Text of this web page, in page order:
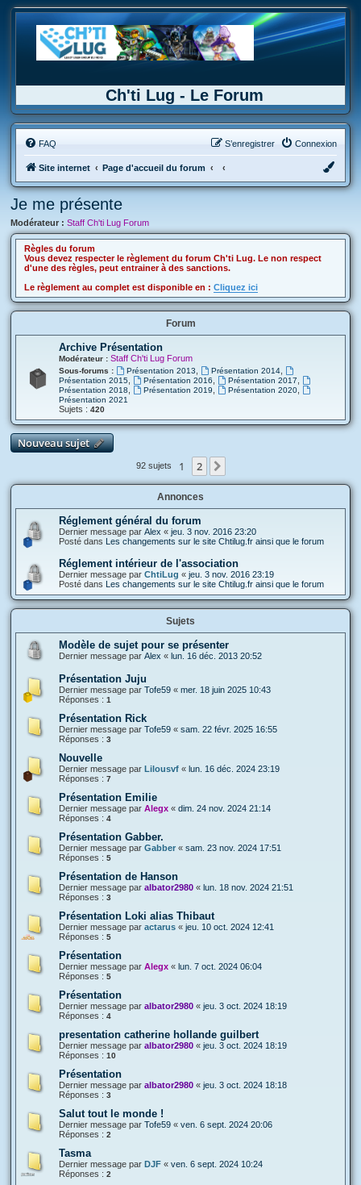
Ch'ti Lug - Le Forum
FAQ Connexion
S’enregistrer
Site internet Page d'accueil du forum
Je me présente
Modérateur : Staff Ch'ti Lug Forum
Règles du forum
Vous devez respecter le règlement du forum Ch'ti Lug. Le non respect
d'une des règles, peut entrainer à des sanctions.
Le règlement au complet est disponible en : Cliquez ici
Forum
Archive Présentation
Modérateur : Staff Ch'ti Lug Forum
Sous-forums : Présentation 2013 Présentation 2014,
Présentation 2015 Présentation 2016 Présentation 2017
Présentation 2018 Présentation 2019 Présentation 2020,
Présentation 2021
Sujets : 420
Nouveau sujet
92 sujets 1 2
Annonces
Réglement général du forum
Dernier message par Alex « jeu. 3 nov. 2016 23:20
Posté dans Les changements sur le site Chtilug.fr ainsi que le forum
Réglement intérieur de l'association
Dernier message par ChtiLug « jeu. 3 nov. 2016 23:19
Posté dans Les changements sur le site Chtilug.fr ainsi que le forum
Sujets
Modèle de sujet pour se présenter
Dernier message par Alex « lun. 16 déc. 2013 20:52
Présentation Juju
Dernier message par Tofe59 « mer. 18 juin 2025 10:43
Réponses : 1
Présentation Rick
Dernier message par Tofe59 « sam. 22 févr. 2025 16:55
Réponses : 3
Nouvelle
Dernier message par Lilousvf « lun. 16 déc. 2024 23:19
Réponses : 7
Présentation Emilie
Dernier message par Alegx « dim. 24 nov. 2024 21:14
Réponses : 4
Présentation Gabber.
Dernier message par Gabber « sam. 23 nov. 2024 17:51
Réponses : 5
Présentation de Hanson
Dernier message par albator2980 « lun. 18 nov. 2024 21:51
Réponses : 3
Présentation Loki alias Thibaut
Dernier message par actarus « jeu. 10 oct. 2024 12:41
Réponses : 5
Présentation
Dernier message par Alegx « lun. 7 oct. 2024 06:04
Réponses : 5
Présentation
Dernier message par albator2980 « jeu. 3 oct. 2024 18:19
Réponses : 4
presentation catherine hollande guilbert
Dernier message par albator2980 « jeu. 3 oct. 2024 18:19
Réponses : 10
Présentation
Dernier message par albator2980 « jeu. 3 oct. 2024 18:18
Réponses : 3
Salut tout le monde !
Dernier message par Tofe59 « ven. 6 sept. 2024 20:06
Réponses : 2
Tasma
Dernier message par DJF « ven. 6 sept. 2024 10:24
Réponses : 2